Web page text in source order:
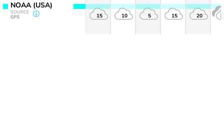
NOAA (USA)
SOURCE
GFS
15 10 5 15 20